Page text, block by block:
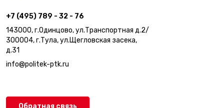
+7 (495) 789 - 32 - 76
143000, г.Одинцово, ул.Транспортная д.2/
300004, г.Тула, ул.Щегловская засека,
д.31
info@politek-ptk.ru
Обратная связь